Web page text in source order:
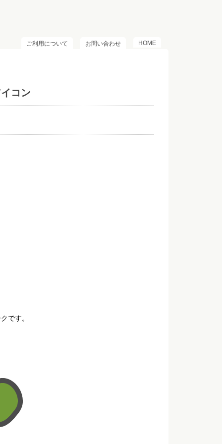
HOME
お問い合わせ
ご利用について
コン
です。